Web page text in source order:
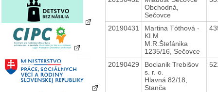
Obchodná,
Sečovce
20190431
Martina Tóthová -
KLM
M.R.Štefánika
1235/16, Sečovce
20190429
Bocianik Trebišov
s. r. o.
Hlavná 82/18,
Stanča